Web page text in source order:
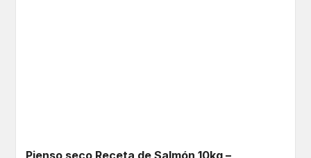
Pienso seco Receta de Salmón 10kg –